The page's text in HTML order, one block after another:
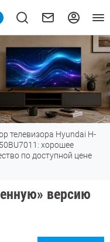
Hyundai H-
хорошее
по доступной цене
версию